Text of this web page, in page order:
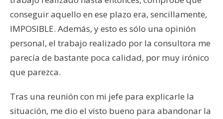
conseguir aquello en ese plazo era, sencillamente,
IMPOSIBLE. Además, y esto es sólo una opinión
personal, el trabajo realizado por la consultora me
parecía de bastante poca calidad, por muy irónico
que parezca.
Tras una reunión con mi jefe para explicarle la
situación, me dio el visto bueno para abandonar la